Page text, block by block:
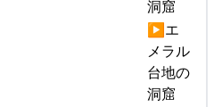
洞窟
▶エ
メラル
台地の
洞窟